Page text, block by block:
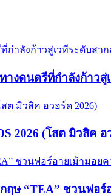
างดนตรีที่กำลังก้าวสู่
2026 (โสต มิวสิค อ
ฤษ “TEA” ชวนฟอ